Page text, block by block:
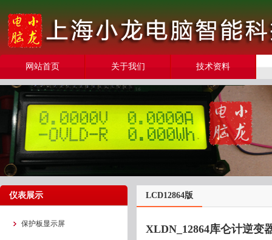
网站首页 关于我们 技术资料
仪表展示
保护板显示屏
LCD12864版
XLDN_12864库仑计逆变